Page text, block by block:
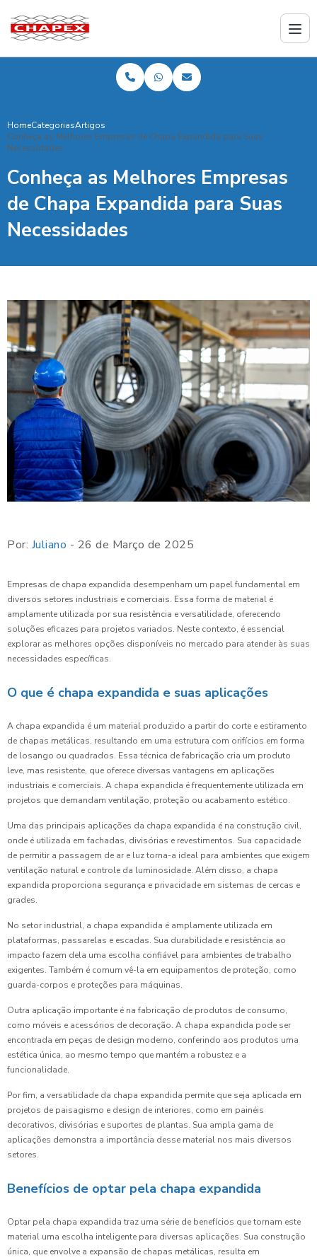
HomeCategoriasArtigos
Conheça as Melhores Empresas de Chapa Expandida para Suas
Necessidades
Conheça as Melhores Empresas
de Chapa Expandida para Suas
Necessidades
Por: Juliano - 26 de Março de 2025
Empresas de chapa expandida desempenham um papel fundamental em
diversos setores industriais e comerciais. Essa forma de material é
amplamente utilizada por sua resistência e versatilidade, oferecendo
soluções eficazes para projetos variados. Neste contexto, é essencial
explorar as melhores opções disponíveis no mercado para atender às suas
necessidades específicas.
O que é chapa expandida e suas aplicações
A chapa expandida é um material produzido a partir do corte e estiramento
de chapas metálicas, resultando em uma estrutura com orifícios em forma
de losango ou quadrados. Essa técnica de fabricação cria um produto
leve, mas resistente, que oferece diversas vantagens em aplicações
industriais e comerciais. A chapa expandida é frequentemente utilizada em
projetos que demandam ventilação, proteção ou acabamento estético.
Uma das principais aplicações da chapa expandida é na construção civil,
onde é utilizada em fachadas, divisórias e revestimentos. Sua capacidade
de permitir a passagem de ar e luz torna-a ideal para ambientes que exigem
ventilação natural e controle da luminosidade. Além disso, a chapa
expandida proporciona segurança e privacidade em sistemas de cercas e
grades.
No setor industrial, a chapa expandida é amplamente utilizada em
plataformas, passarelas e escadas. Sua durabilidade e resistência ao
impacto fazem dela uma escolha confiável para ambientes de trabalho
exigentes. Também é comum vê-la em equipamentos de proteção, como
guarda-corpos e proteções para máquinas.
Outra aplicação importante é na fabricação de produtos de consumo,
como móveis e acessórios de decoração. A chapa expandida pode ser
encontrada em peças de design moderno, conferindo aos produtos uma
estética única, ao mesmo tempo que mantém a robustez e a
funcionalidade.
Por fim, a versatilidade da chapa expandida permite que seja aplicada em
projetos de paisagismo e design de interiores, como em painéis
decorativos, divisórias e suportes de plantas. Sua ampla gama de
aplicações demonstra a importância desse material nos mais diversos
setores.
Benefícios de optar pela chapa expandida
Optar pela chapa expandida traz uma série de benefícios que tornam este
material uma escolha inteligente para diversas aplicações. Sua construção
única, que envolve a expansão de chapas metálicas, resulta em